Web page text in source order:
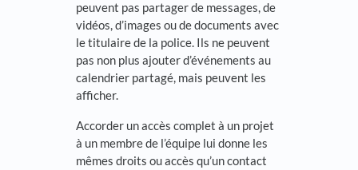
peuvent pas partager de messages, de
vidéos, d’images ou de documents avec
le titulaire de la police. Ils ne peuvent
pas non plus ajouter d’événements au
calendrier partagé, mais peuvent les
afficher.
Accorder un accès complet à un projet
à un membre de l’équipe lui donne les
mêmes droits ou accès qu’un contact